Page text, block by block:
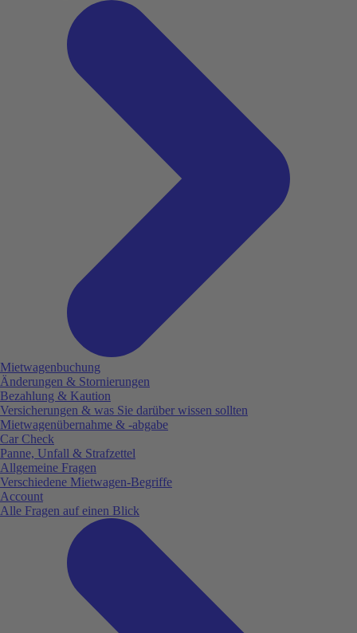
Mietwagenbuchung
Änderungen & Stornierungen
Bezahlung & Kaution
Versicherungen & was Sie darüber wissen sollten
Mietwagenübernahme & -abgabe
Car Check
Panne, Unfall & Strafzettel
Allgemeine Fragen
Verschiedene Mietwagen-Begriffe
Account
Alle Fragen auf einen Blick